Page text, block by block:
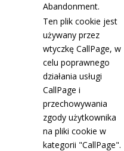
Abandonment.
Ten plik cookie jest
używany przez
wtyczkę CallPage, w
celu poprawnego
działania usługi
CallPage i
przechowywania
zgody użytkownika
na pliki cookie w
kategorii "CallPage".